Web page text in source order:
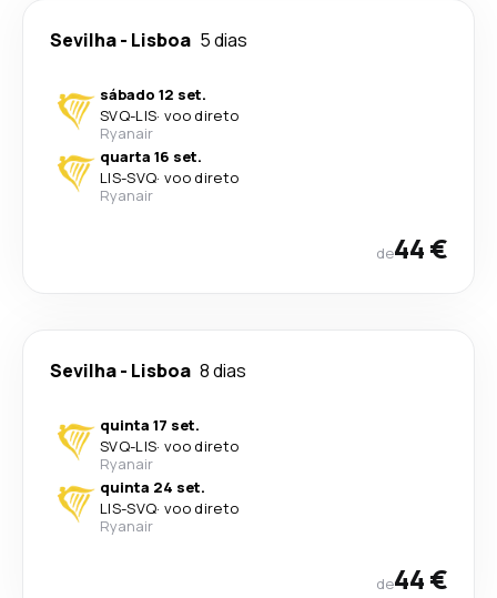
Sevilha- Lisboa 5 dias
sábado 12 set.
SVQ-LIS· voo direto
Ryanair
quarta 16 set.
LIS-SVQ· voo direto
Ryanair
de44 €
Sevilha- Lisboa 8 dias
quinta 17 set.
SVQ-LIS· voo direto
Ryanair
quinta 24 set.
LIS-SVQ· voo direto
Ryanair
de44 €